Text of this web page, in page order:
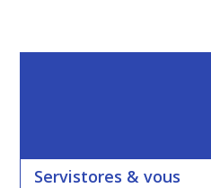
Servistores & vous